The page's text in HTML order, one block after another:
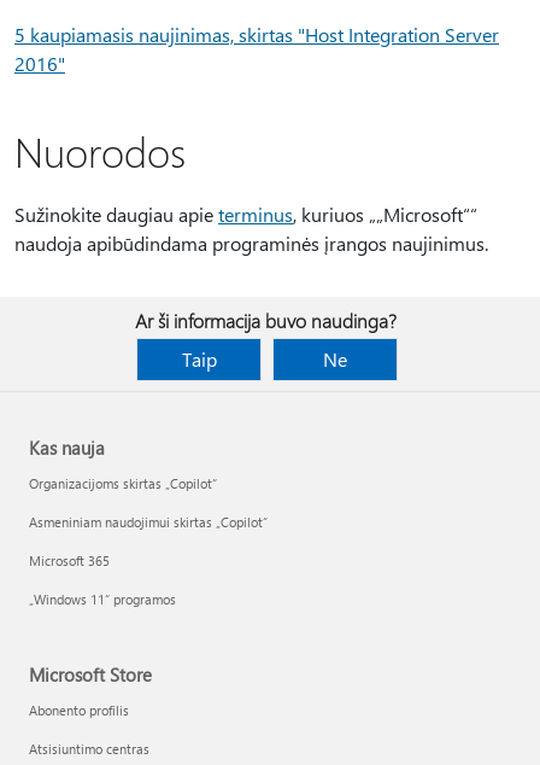
5 kaupiamasis naujinimas, skirtas "Host Integration Server
2016"
Nuorodos
Sužinokite daugiau apieterminus, kuriuos „„Microsoft““
naudoja apibūdindama programinės įrangos naujinimus.
Ar ši informacija buvo naudinga?
Taip
Ne
Kas nauja
Organizacijoms skirtas „Copilot“
Asmeniniam naudojimui skirtas „Copilot“
Microsoft 365
„Windows 11“ programos
Microsoft Store
Abonento profilis
Atsisiuntimo centras